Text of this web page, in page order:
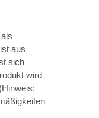
aus
sich
wird